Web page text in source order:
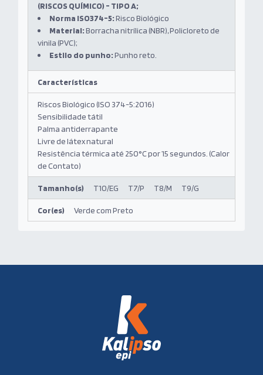
(RISCOS QUÍMICO) - TIPO A;
Norma ISO374-5:Risco Biológico
Material:Borracha nitrílica (NBR), Policloreto de
vinila (PVC);
Estilo do punho:Punho reto
Características
Riscos Biológico (ISO 374-5:2016)
Sensibilidade tátil
Palma antiderrapante
Livre de látex natural
Resistência térmica até 250°C por 15 segundos. (Calor
de Contato)
Tamanho(s) T10/EG T7/P T8/M T9/G
Cor(es) Verde com Preto